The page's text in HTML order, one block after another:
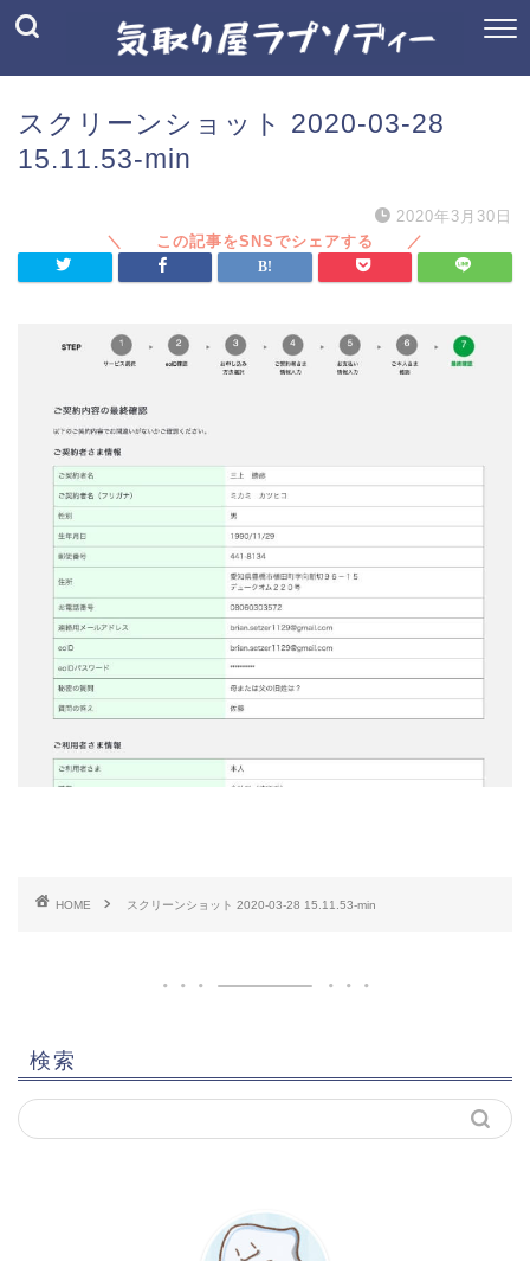
スクリーンショット 2020-03-28
15.11.53-min
2020年3月30日
HOME スクリーンショット 2020-03-28 15.11.53-min
検索